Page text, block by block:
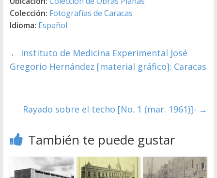
Colección: Fotografías de Caracas
Idioma: Español
← Instituto de Medicina Experimental José
Gregorio Hernández [material gráfico]: Caracas
Rayado sobre el techo [No. 1 (mar. 1961)]- →
También te puede gustar